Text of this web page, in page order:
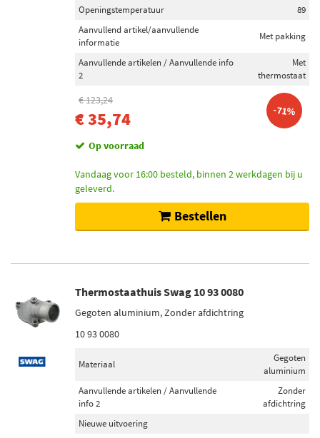
Openingstemperatuur
89
Aanvullend artikel/aanvullende
informatie
Met pakking
Aanvullende artikelen / Aanvullende info
2
Met
thermostaat
€ 123,24
€ 35,74 -71%
Op voorraad
Vandaag voor 16:00 besteld, binnen 2 werkdagen bij u
geleverd.
Bestellen
Thermostaathuis Swag 10 93 0080
Gegoten aluminium, Zonder afdichtring
10 93 0080
Materiaal
Gegoten
aluminium
Aanvullende artikelen / Aanvullende
info 2
Zonder
afdichtring
Nieuwe uitvoering